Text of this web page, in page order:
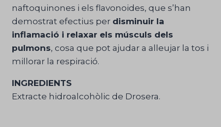
naftoquinones i els flavonoides, que s’han
demostrat efectius per disminuir la
inflamació i relaxar els músculs dels
pulmons, cosa que pot ajudar a alleujar la tos i
millorar la respiració.
INGREDIENTS
Extracte hidroalcohòlic de Drosera.